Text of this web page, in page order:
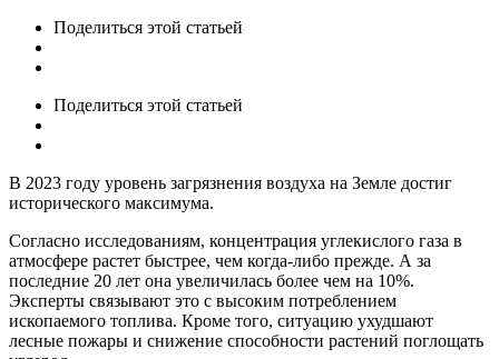
Поделиться этой статьей
Поделиться этой статьей
В 2023 году уровень загрязнения воздуха на Земле достиг
исторического максимума.
Согласно исследованиям, концентрация углекислого газа в
атмосфере растет быстрее, чем когда-либо прежде. А за
последние 20 лет она увеличилась более чем на 10%.
Эксперты связывают это с высоким потреблением
ископаемого топлива. Кроме того, ситуацию ухудшают
лесные пожары и снижение способности растений поглощать